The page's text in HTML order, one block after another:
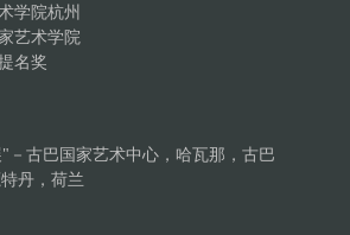
学院杭州
艺术学院
名奖
－古巴国家艺术中心，哈瓦那，古巴
丹，荷兰